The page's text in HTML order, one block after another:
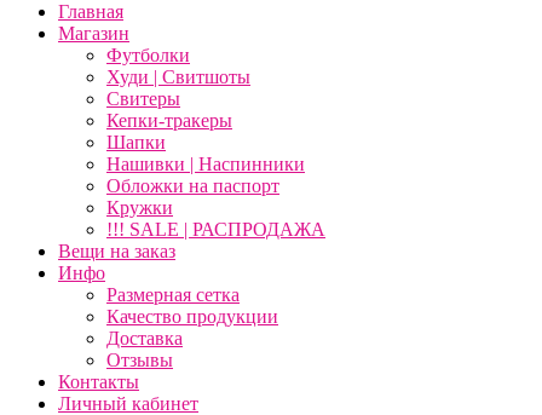
Главная
Магазин
Футболки
Худи | Свитшоты
Свитеры
Кепки-тракеры
Шапки
Нашивки | Наспинники
Обложки на паспорт
Кружки
!!! SALE | РАСПРОДАЖА
Вещи на заказ
Инфо
Размерная сетка
Качество продукции
Доставка
Отзывы
Контакты
Личный кабинет